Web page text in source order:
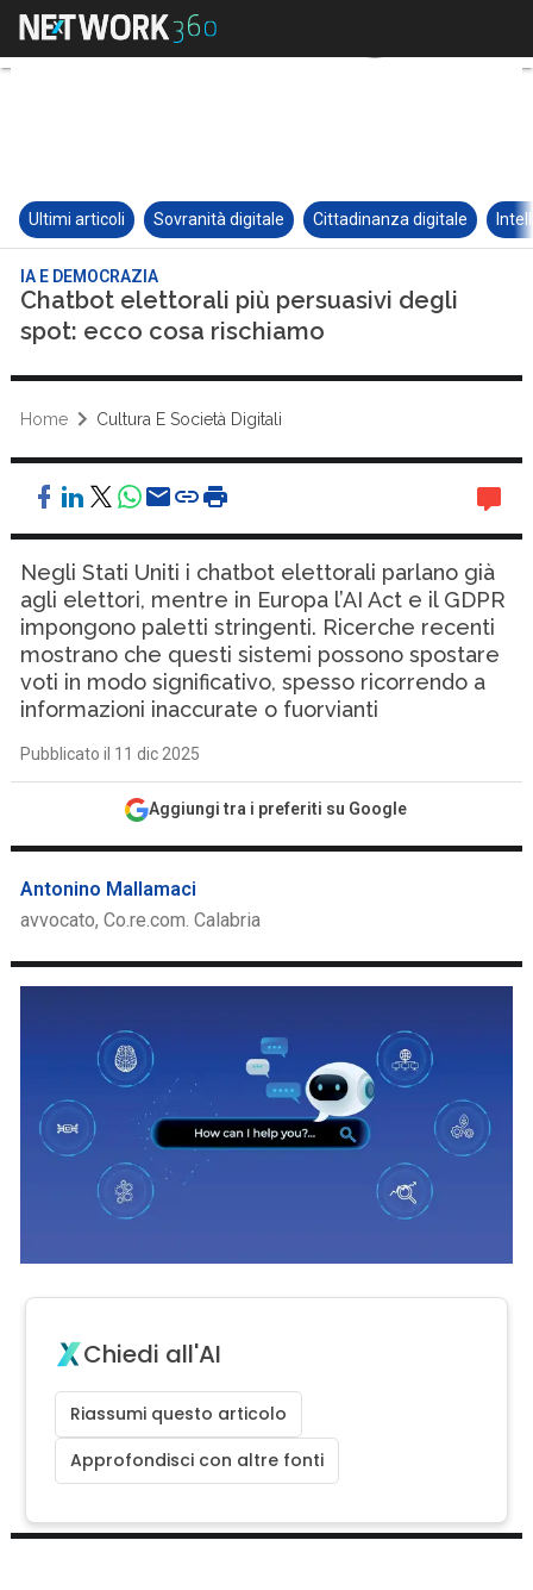
Ultimi articoli Sovranità digitale Cittadinanza digitale
IA E DEMOCRAZIA
Chatbot elettorali più persuasivi degli
spot: ecco cosa rischiamo
Home Cultura E Società Digitali
Negli Stati Uniti i chatbot elettorali parlano già
agli elettori, mentre in Europa l’AI Act e il GDPR
impongono paletti stringenti. Ricerche recenti
mostrano che questi sistemi possono spostare
voti in modo significativo, spesso ricorrendo a
informazioni inaccurate o fuorvianti
Pubblicato il 11 dic 2025
Aggiungi tra i preferiti su Google
Antonino Mallamaci
avvocato, Co.re.com. Calabria
Chiedi all'AI
Riassumi questo articolo
Approfondisci con altre fonti